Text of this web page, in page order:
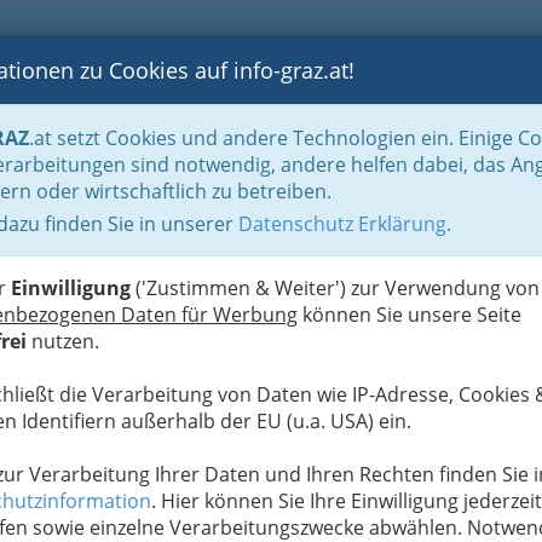
BLOGS FOTOS GASTRONOMIE BRANCHEN
zu Cookies auf info-graz.at!
.at setzt Cookies und andere Technologien ein. Einige
sind notwendig, andere helfen dabei, das
oder wirtschaftlich zu betreiben.
finden Sie in unserer Datenschutz Erklärung.
Einwilligung('Zustimmen & Weiter') zur Verwendung von
Daten für Werbung können Sie unsere Seite
nutzen.
die Verarbeitung von Daten wie IP-Adresse, Cookies
Identifiern außerhalb der EU (u.a. USA) ein.
Verarbeitung Ihrer Daten und Ihren Rechten finden Sie
. Hier können Sie Ihre Einwilligung jederzeit
sowie einzelne Verarbeitungszwecke abwählen.
& Handwerk, Gliederung der WKO Fahrzeugtechnik (gesamt)